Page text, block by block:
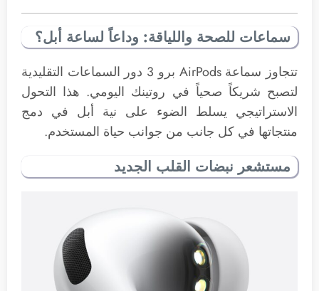
سماعات للصحة واللياقة: وداعاً لساعة أبل؟
تتجاوز سماعة AirPods برو 3 دور السماعات التقليدية
لتصبح شريكاً صحياً في روتينك اليومي. هذا التحول
الاستراتيجي يسلط الضوء على نية أبل في دمج
منتجاتها في كل جانب من جوانب حياة المستخدم.
مستشعر نبضات القلب الجديد